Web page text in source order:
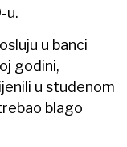
u.
u banci
godini,
u studenom
blago